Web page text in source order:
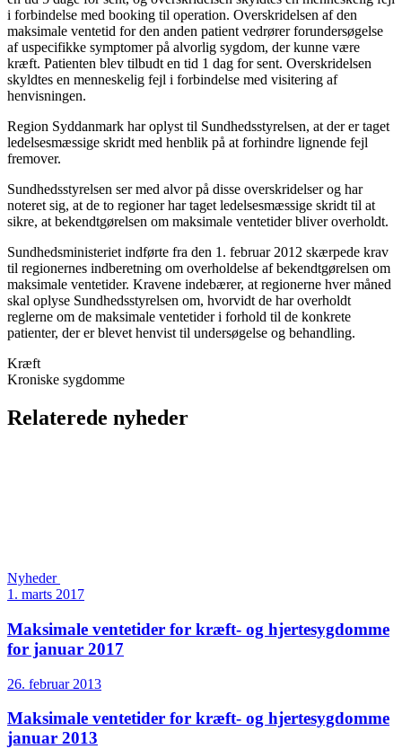
i forbindelse med booking til operation. Overskridelsen af den
maksimale ventetid for den anden patient vedrører forundersøgelse
af uspecifikke symptomer på alvorlig sygdom, der kunne være
kræft. Patienten blev tilbudt en tid 1 dag for sent. Overskridelsen
skyldtes en menneskelig fejl i forbindelse med visitering af
henvisningen.
Region Syddanmark har oplyst til Sundhedsstyrelsen, at der er taget
ledelsesmæssige skridt med henblik på at forhindre lignende fejl
fremover.
Sundhedsstyrelsen ser med alvor på disse overskridelser og har
noteret sig, at de to regioner har taget ledelsesmæssige skridt til at
sikre, at bekendtgørelsen om maksimale ventetider bliver overholdt.
Sundhedsministeriet indførte fra den 1. februar 2012 skærpede krav
til regionernes indberetning om overholdelse af bekendtgørelsen om
maksimale ventetider. Kravene indebærer, at regionerne hver måned
skal oplyse Sundhedsstyrelsen om, hvorvidt de har overholdt
reglerne om de maksimale ventetider i forhold til de konkrete
patienter, der er blevet henvist til undersøgelse og behandling.
Kræft
Kroniske sygdomme
Relaterede nyheder
Nyheder
1. marts 2017
Maksimale ventetider for kræft- og hjertesygdomme
for januar 2017
26. februar 2013
Maksimale ventetider for kræft- og hjertesygdomme
januar 2013